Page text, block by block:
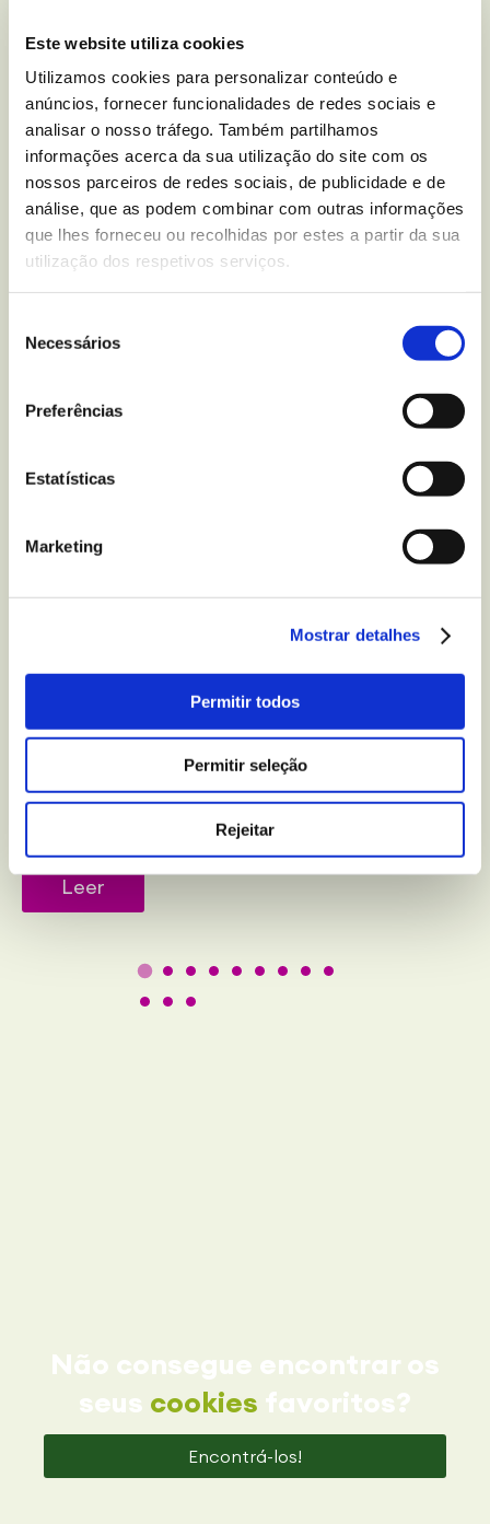
Este website utiliza cookies
Utilizamos cookies para personalizar conteúdo e
anúncios, fornecer funcionalidades de redes sociais e
analisar o nosso tráfego. Também partilhamos
informações acerca da sua utilização do site com os
nossos parceiros de redes sociais, de publicidade e de
análise, que as podem combinar com outras informações
que lhes forneceu ou recolhidas por estes a partir da sua
utilização dos respetivos serviços.
Necessários
Preferências
Estatísticas
Marketing
Mostrar detalhes
Permitir todos
Permitir seleção
Rejeitar
Você tem alguma dúvida
nutricional sobreBolachas
Digestive Sem Glúten?
Escreva-nos para
5 truques para melhorar
a qualidade do seu sono
BEM-ESTAR E LAZER
Leer
Não consegue encontrar os
seus cookies favoritos?
Encontrá-los!